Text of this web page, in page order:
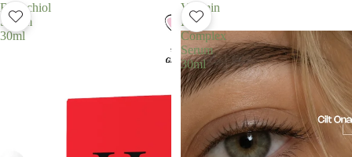
Bakuchiol
Serum
30ml
Vitamin
B
Complex
Serum
30ml